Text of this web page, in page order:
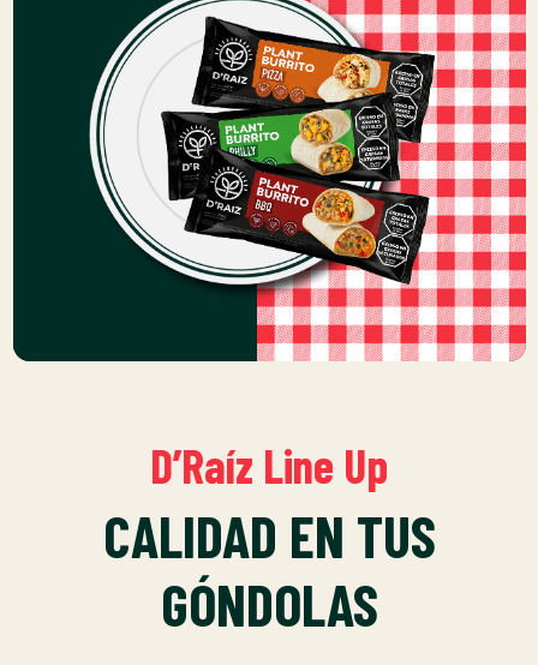
D’Raíz Line Up
CALIDAD EN TUS
GÓNDOLAS